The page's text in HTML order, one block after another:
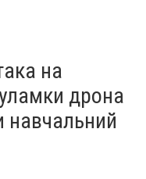
на
дрона
навчальний